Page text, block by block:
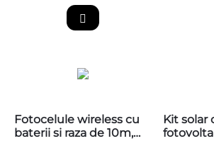
Fotocelule wireless cu
baterii si raza de 10m,
Kit solar